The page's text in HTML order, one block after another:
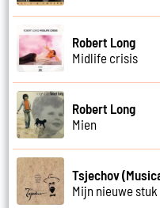
Robert Long
Midlife crisis
Robert Long
Mien
Tsjechov
Mijn nieuwe stuk